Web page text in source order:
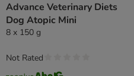
Advance Veterinary Diets
Dog Atopic Mini
8 x 150 g
Not Rated